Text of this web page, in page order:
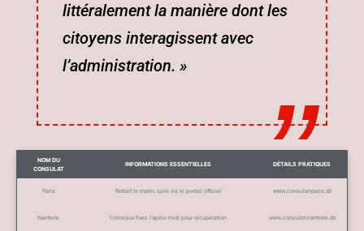
littéralement la manière dont les
citoyens interagissent avec
l’administration. »
NOM DU
CONSULAT
INFORMATIONS ESSENTIELLES DÉTAILS PRATIQUES
Paris Retrait le matin, suivi via le portail officiel www.consulat-paris.dz
Nanterre Créneaux fixes l’après-midi pour récupération www.consulat-nanterre.dz